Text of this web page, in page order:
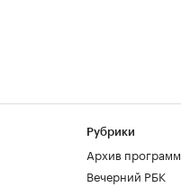
Рубрики
Архив программ
Вечерний РБК